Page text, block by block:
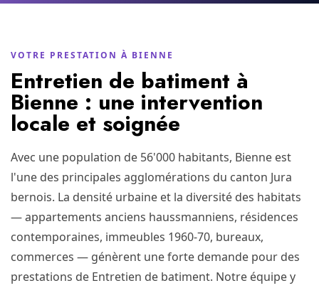
VOTRE PRESTATION À BIENNE
Entretien de batiment à
Bienne : une intervention
locale et soignée
Avec une population de 56'000 habitants, Bienne est
l'une des principales agglomérations du canton Jura
bernois. La densité urbaine et la diversité des habitats
— appartements anciens haussmanniens, résidences
contemporaines, immeubles 1960-70, bureaux,
commerces — génèrent une forte demande pour des
prestations de Entretien de batiment. Notre équipe y